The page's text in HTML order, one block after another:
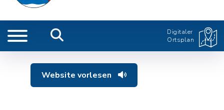
Digitaler
Ortsplan
Website vorlesen